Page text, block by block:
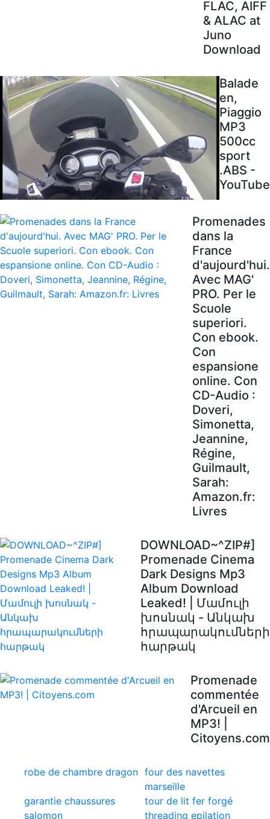
FLAC, AIFF
& ALAC at
Juno
Download
Balade
en,
Piaggio
MP3
500cc
sport
.ABS -
YouTube
Promenades
dans la
France
d'aujourd'hui.
Avec MAG'
PRO. Per le
Scuole
superiori.
Con ebook.
Con
espansione
online. Con
CD-Audio :
Doveri,
Simonetta,
Jeannine,
Régine,
Guilmault,
Sarah:
Amazon.fr:
Livres
DOWNLOAD~^ZIP#]
Promenade Cinema
Dark Designs Mp3
Album Download
Leaked! | Մամուլի
խոսնակ - Անկախ
հրապարակումների
հարթակ
Promenade
commentée
d'Arcueil en
MP3! |
Citoyens.com
robe de chambre dragon four des navettes
marseille
garantie chaussures
salomon
tour de lit fer forgé
threading epilation